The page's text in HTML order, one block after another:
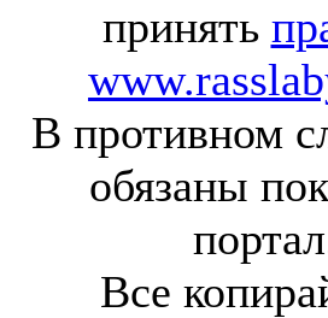
принять
В противном
обязаны
Все